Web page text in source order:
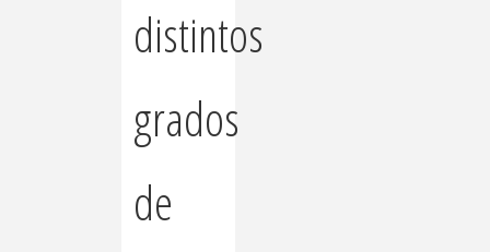
distintos
grados
de